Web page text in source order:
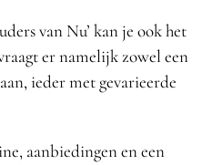
van Nu’ kan je ook het
er namelijk zowel een
ieder met gevarieerde
aanbiedingen en een